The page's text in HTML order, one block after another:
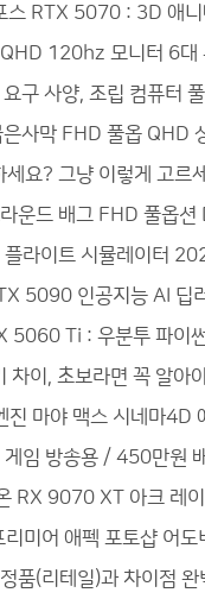
RTX 5070 : 3D 애니
120hz 모니터 6대
구 사양, 조립 컴퓨터
막 FHD 풀옵 QHD
세요? 그냥 이렇게 고
드 배그 FHD 풀옵션
라이트 시뮬레이터
5090 인공지능 AI 딥
Ti : 우분투 파이
차이, 초보라면 꼭 알아
마야 맥스 시네마4D
방송용 / 450만원
9070 XT 아크 레
어 애펙 포토샵 어도
품(리테일)과 차이점